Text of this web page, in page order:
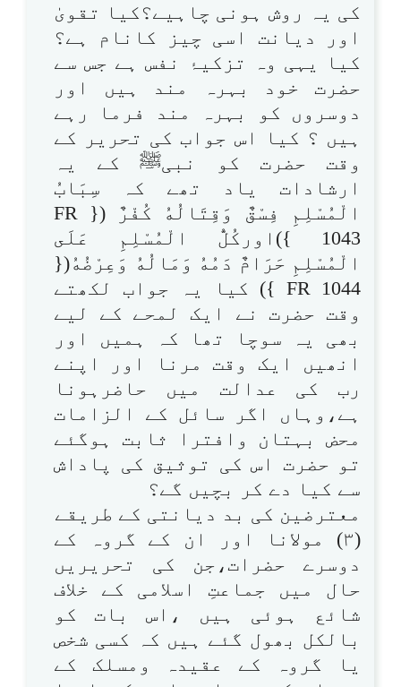
کی یہ روش ہونی چاہیے؟کیا تقویٰ
اور دیانت اسی چیز کانام ہے؟
کیا یہی وہ تزکیۂ نفس ہے جس سے
حضرت خود بہرہ مند ہیں اور
دوسروں کو بہرہ مند فرما رہے
ہیں ؟ کیا اس جواب کی تحریر کے
وقت حضرت کو نبیﷺ کے یہ
ارشادات یاد تھے کہ سِبَابُ
الْمُسْلِمِ فِسْقٌ وَقِتَالُهُ كُفْرٌ ({ FR
1043 })اوركُلُّ الْمُسْلِمِ عَلَى
الْمُسْلِمِ حَرَامٌ دَمُهُ وَمَالُهُ وَعِرْضُهُ({
FR 1044 }) کیا یہ جواب لکھتے
وقت حضرت نے ایک لمحے کے لیے
بھی یہ سوچا تھا کہ ہمیں اور
انھیں ایک وقت مرنا اور اپنے
رب کی عدالت میں حاضرہونا
ہے،وہاں اگر سائل کے الزامات
محض بہتان وافترا ثابت ہوگئے
تو حضرت اس کی توثیق کی پاداش
سے کیا دے کر بچیں گے؟
معترضین کی بد دیانتی کے طریقے
(۳) مولانا اور ان کے گروہ کے
دوسرے حضرات،جن کی تحریریں
حال میں جماعتِ اسلامی کے خلاف
شائع ہوئی ہیں ،اس بات کو
بالکل بھول گئے ہیں کہ کسی شخص
یا گروہ کے عقیدہ ومسلک کے